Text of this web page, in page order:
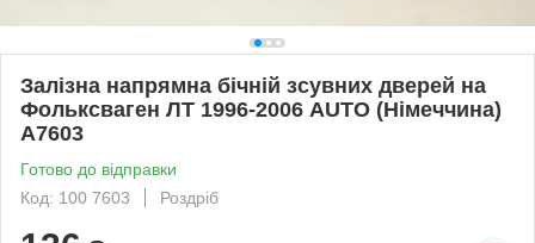
Залізна напрямна бічній зсувних дверей на
Фольксваген ЛТ 1996-2006 AUTO (Німеччина)
A7603
Готово до відправки
Код: 100 7603
Роздріб